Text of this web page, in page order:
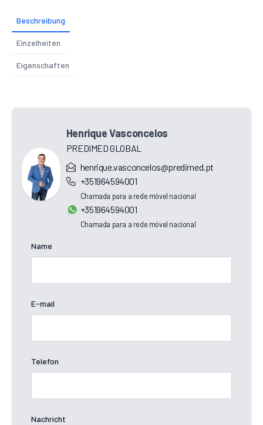
Beschreibung
Einzelheiten
Eigenschaften
Henrique Vasconcelos
PREDIMED GLOBAL
henrique.vasconcelos@predimed.pt
+351964594001
Chamada para a rede móvel nacional
+351964594001
Chamada para a rede móvel nacional
Name
E-mail
Telefon
Nachricht